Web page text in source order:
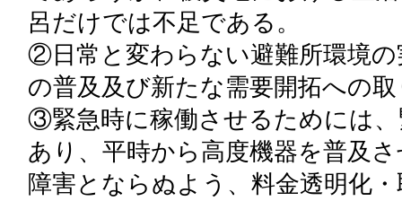
呂だけでは不足である。
②日常と変わらない避難所環境
の普及及び新たな需要開拓への
③緊急時に稼働させるためには
あり、平時から高度機器を普及
障害とならぬよう、料金透明化